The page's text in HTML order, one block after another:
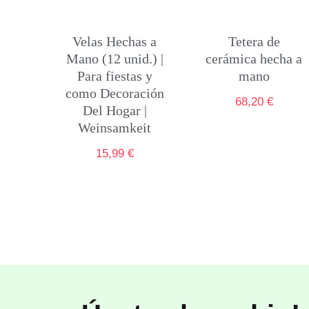
Velas Hechas a
Mano (12 unid.) |
Para fiestas y
como Decoración
Del Hogar |
Weinsamkeit
15,99 €
Tetera de
cerámica hecha a
mano
68,20 €